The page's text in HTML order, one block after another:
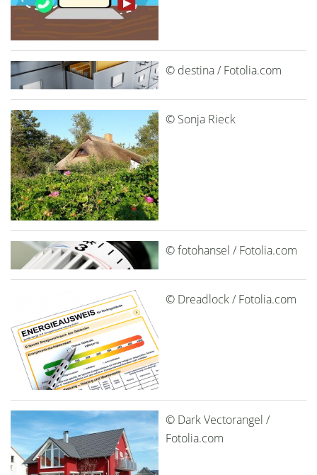
© destina / Fotolia.com
© Sonja Rieck
© fotohansel / Fotolia.com
© Dreadlock / Fotolia.com
© Dark Vectorangel /
Fotolia.com